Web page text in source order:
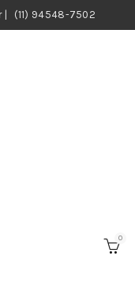
| (11) 94548-7502
0